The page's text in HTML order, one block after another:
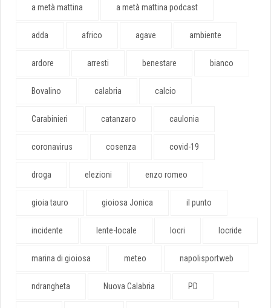
a metà mattina a metà mattina podcast
adda africo agave ambiente
ardore arresti benestare bianco
Bovalino calabria calcio
Carabinieri catanzaro caulonia
coronavirus cosenza covid-19
droga elezioni enzo romeo
gioia tauro gioiosa Jonica il punto
incidente lente-locale locri locride
marina di gioiosa meteo napolisportweb
ndrangheta Nuova Calabria PD